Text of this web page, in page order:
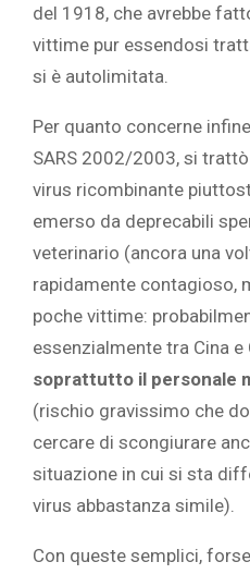
del 1918, che avrebbe
vittime pur essendosi
si è autolimitata.
Per quanto concerne
SARS 2002/2003, si
virus ricombinante
emerso da deprecabili
veterinario (ancora una
rapidamente contagioso,
poche vittime:
essenzialmente tra Cina e
soprattutto il personale
(rischio gravissimo che
cercare di scongiurare
situazione in cui si sta
virus abbastanza simile).
Con queste semplici,